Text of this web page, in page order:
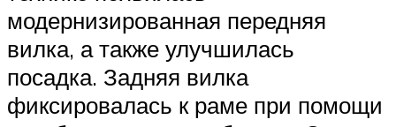
модернизированная передняя
вилка, а также улучшилась
посадка. Задняя вилка
фиксировалась к раме при помощи